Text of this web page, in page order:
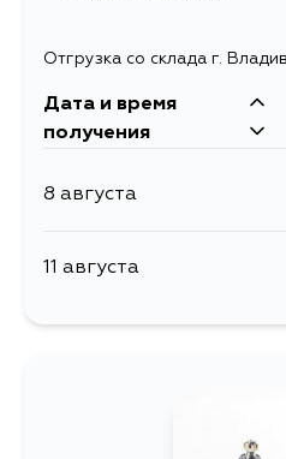
Отгрузка со склада г.
Дата и время
получения
8 августа
11 августа